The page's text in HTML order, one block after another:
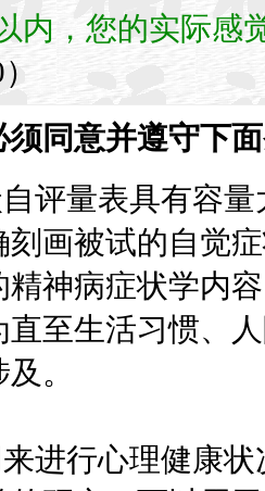
内，您的实际感
同意并遵守下
评量表具有容
画被试的自觉
神病症状学内
至生活习惯、
。
进行心理健康